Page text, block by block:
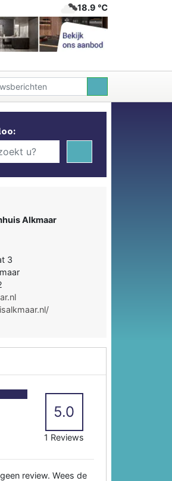
18.9 ℃
Alkmaar
3
5.0
1 Reviews
review. Wees de